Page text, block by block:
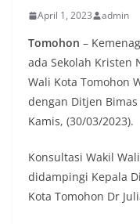
April 1, 2023 admin
Tomohon –
ada Sekolah Kristen
Wali Kota Tomohon
dengan Ditjen
Kamis, (30/03/2023).
Konsultasi Wakil
didampingi Kepala
Kota Tomohon Dr